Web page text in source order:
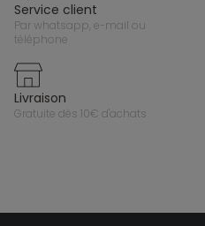
service client
par whatsapp, e-mail ou
téléphone
livraison
gratuite dès 10€ d'achats